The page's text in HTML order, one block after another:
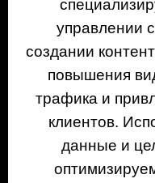
управлении
создании
повышения
трафика и
клиентов.
данные и